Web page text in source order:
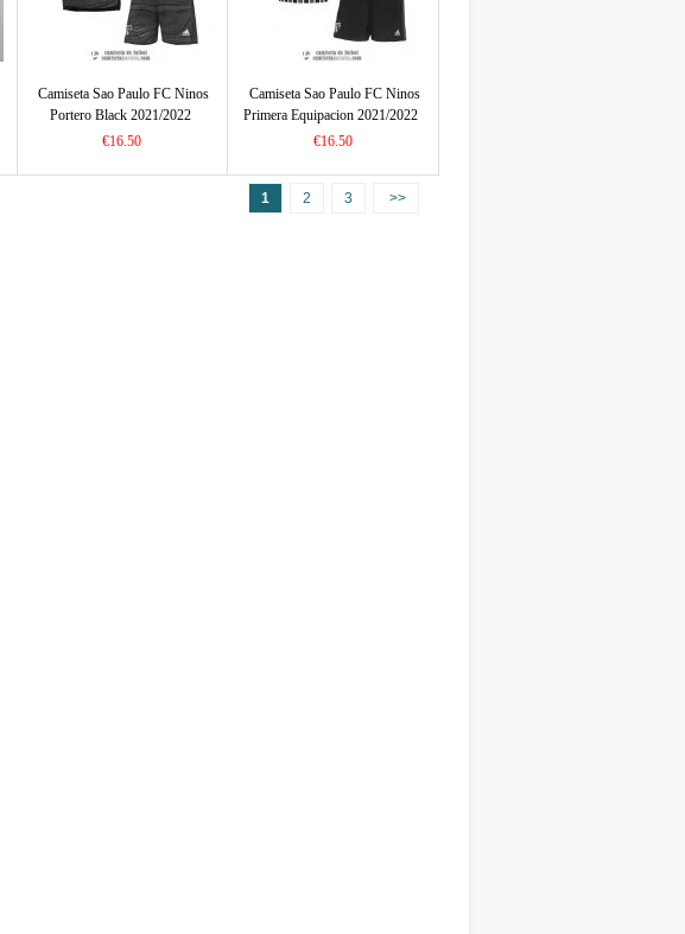
Camiseta Sao Paulo FC Ninos
Portero Black 2021/2022
€16.50
Camiseta Sao Paulo FC Ninos
Primera Equipacion 2021/2022
€16.50
1 2 3 >>